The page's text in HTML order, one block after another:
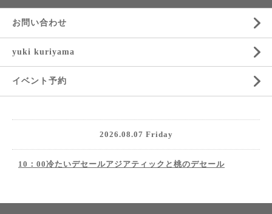
お問い合わせ
yuki kuriyama
イベント予約
2026.08.07 Friday
10：00冷たいデセールアジアティックと桃のデセール